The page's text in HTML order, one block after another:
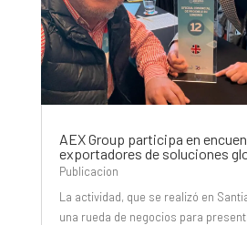
AEX Group participa en
exportadores de soluciones
Publicacion
La actividad, que se realizó en
una rueda de negocios para